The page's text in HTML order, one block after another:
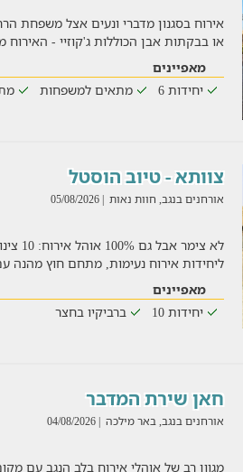
אירוח בסגנון מדברי ונעים אצל משפחת
או בבקתות אבן הכוללות ג'קוזיי -
מאפיינים
יחידות 6
מתאים למשפחות
צוותא - טיוב הוסטל
אורחנים בנגב, חוות נאות | 05/08/2026
לא
ליחידות אירוח נעימות, מתחם חוץ מהנה
מאפיינים
יחידות 10
ברביקיו בחצר
חאן שירת המדבר
אורחנים בנגב, באר מילכה | 04/08/2026